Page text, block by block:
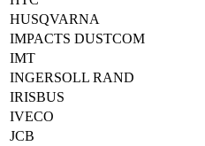
HUSQVARNA
IMPACTS DUSTCOM
IMT
INGERSOLL RAND
IRISBUS
IVECO
JCB